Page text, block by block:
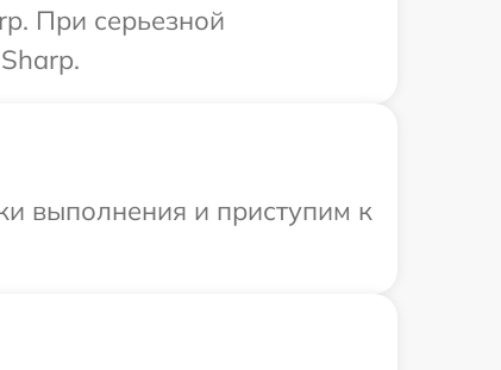
При серьезной
выполнения и приступим к